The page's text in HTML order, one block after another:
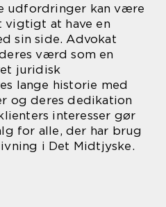
udfordringer kan være
at have en
sin side. Advokat
værd som en
juridisk
lange historie med
og deres dedikation
interesser gør
for alle, der har brug
i Det Midtjyske.